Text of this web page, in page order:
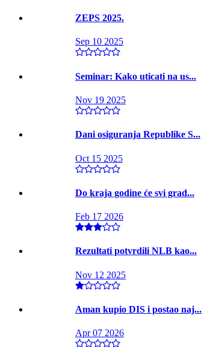
ZEPS 2025.
Sep 10 2025
Seminar: Kako uticati na us...
Nov 19 2025
Dani osiguranja Republike S...
Oct 15 2025
Do kraja godine će svi grad...
Feb 17 2026
Rezultati potvrdili NLB kao...
Nov 12 2025
Aman kupio DIS i postao naj...
Apr 07 2026